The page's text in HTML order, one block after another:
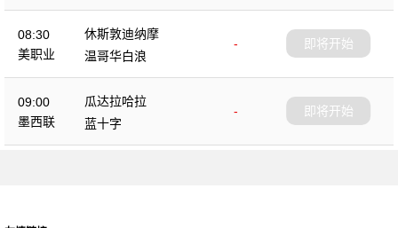
08:30
美职业
休斯敦迪纳摩
-
温哥华白浪
即将开始
09:00
墨西联
瓜达拉哈拉
-
蓝十字
即将开始